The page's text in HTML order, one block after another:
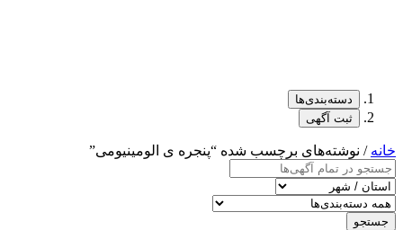
دسته‌بندی‌ها
ثبت آگهی
خانه / نوشته‌های برچسب شده “پنجره ی الومینیومی”
جستجو